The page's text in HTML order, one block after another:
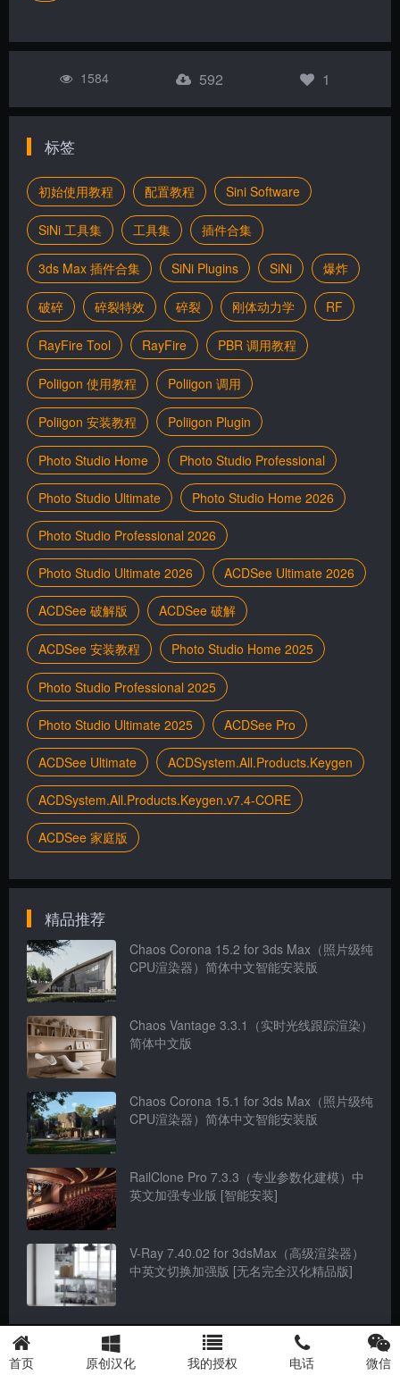
1584 592 1
标签
初始使用教程 配置教程 Sini Software
SiNi 工具集 工具集 插件合集
3ds Max 插件合集 SiNi Plugins SiNi 爆炸
破碎 碎裂特效 碎裂 刚体动力学 RF
RayFire Tool RayFire PBR 调用教程
Poliigon 使用教程 Poliigon 调用
Poliigon 安装教程 Poliigon Plugin
Photo Studio Home Photo Studio Professional
Photo Studio Ultimate Photo Studio Home 2026
Photo Studio Professional 2026
Photo Studio Ultimate 2026 ACDSee Ultimate 2026
ACDSee 破解版 ACDSee 破解
ACDSee 安装教程 Photo Studio Home 2025
Photo Studio Professional 2025
Photo Studio Ultimate 2025 ACDSee Pro
ACDSee Ultimate ACDSystem.All.Products.Keygen
ACDSystem.All.Products.Keygen.v7.4-CORE
ACDSee 家庭版
精品推荐
Chaos Corona 15.2 for 3ds Max（照片级纯
CPU渲染器）简体中文智能安装版
Chaos Vantage 3.3.1（实时光线跟踪渲染）
简体中文版
Chaos Corona 15.1 for 3ds Max（照片级纯
CPU渲染器）简体中文智能安装版
RailClone Pro 7.3.3（专业参数化建模）中
英文加强专业版 [智能安装]
V-Ray 7.40.02 for 3dsMax（高级渲染器）
中英文切换加强版 [无名完全汉化精品版]
随便看看
首页 原创汉化 我的授权 电话 微信